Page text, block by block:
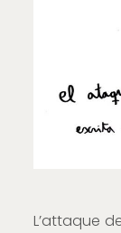
L’attaque